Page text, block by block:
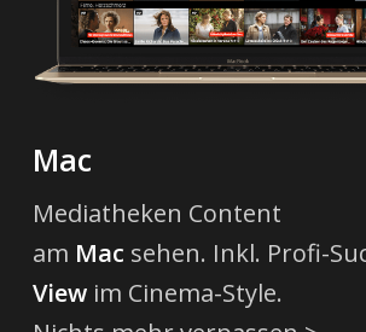
Mac
Mediatheken Content
am Mac sehen. Inkl. Profi-
Viewim Cinema-Style.